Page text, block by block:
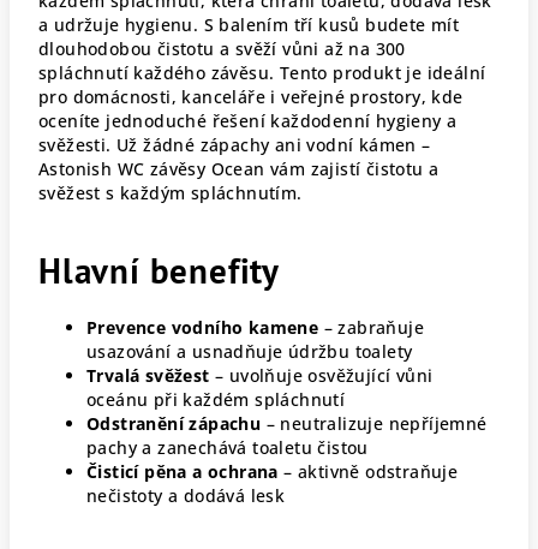
a udržuje hygienu. S balením tří kusů budete mít
dlouhodobou čistotu a svěží vůni až na 300
spláchnutí každého závěsu. Tento produkt je ideální
pro domácnosti, kanceláře i veřejné prostory, kde
oceníte jednoduché řešení každodenní hygieny a
svěžesti. Už žádné zápachy ani vodní kámen –
Astonish WC závěsy Ocean vám zajistí čistotu a
svěžest s každým spláchnutím.
Hlavní benefity
Prevence vodního kamene – zabraňuje
usazování a usnadňuje údržbu toalety
Trvalá svěžest – uvolňuje osvěžující vůni
oceánu při každém spláchnutí
Odstranění zápachu – neutralizuje nepříjemné
pachy a zanechává toaletu čistou
Čisticí pěna a ochrana – aktivně odstraňuje
nečistoty a dodává lesk